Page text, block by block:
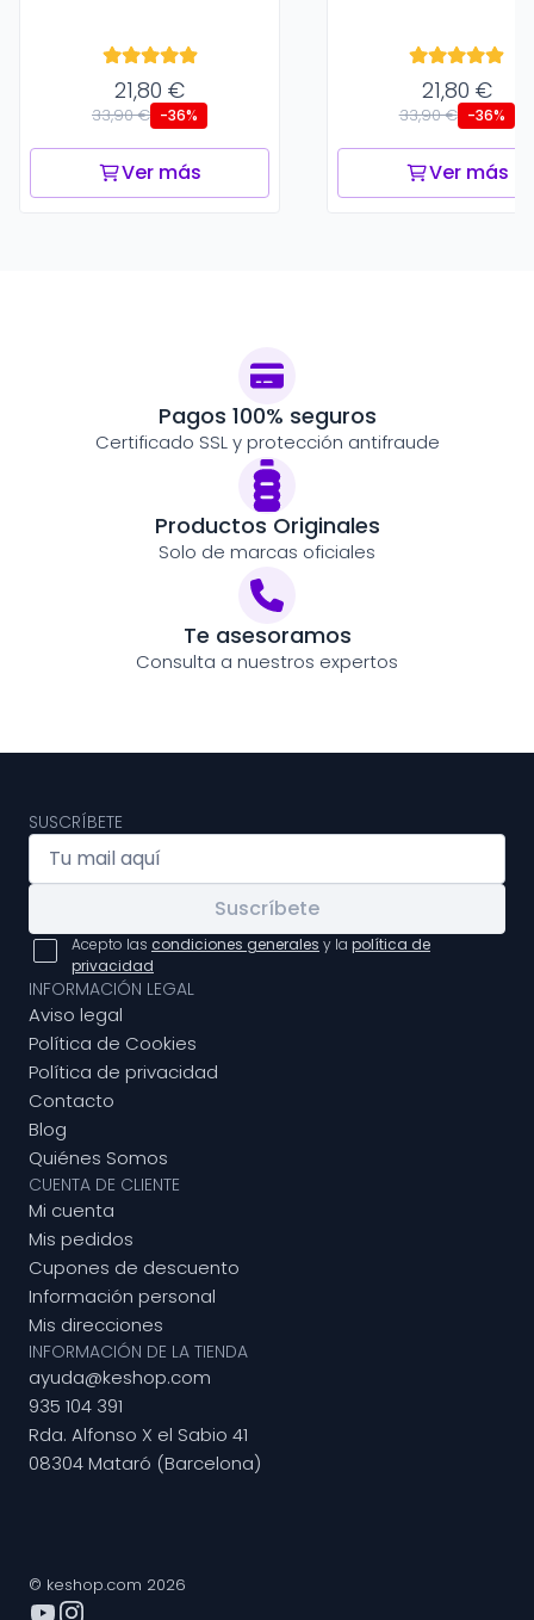
21,80 €
33,90 € -36%
Ver más
21,80 €
33,90 € -36%
Ver más
Pagos 100% seguros
Certificado SSL y protección antifraude
Productos Originales
Solo de marcas oficiales
Te asesoramos
Consulta a nuestros expertos
SUSCRÍBETE
Suscríbete
Acepto las condiciones generales y la política de
privacidad
INFORMACIÓN LEGAL
Aviso legal
Política de Cookies
Política de privacidad
Contacto
Blog
Quiénes Somos
CUENTA DE CLIENTE
Mi cuenta
Mis pedidos
Cupones de descuento
Información personal
Mis direcciones
INFORMACIÓN DE LA TIENDA
ayuda@keshop.com
935 104 391
Rda. Alfonso X el Sabio 41
08304 Mataró (Barcelona)
© keshop.com 2026